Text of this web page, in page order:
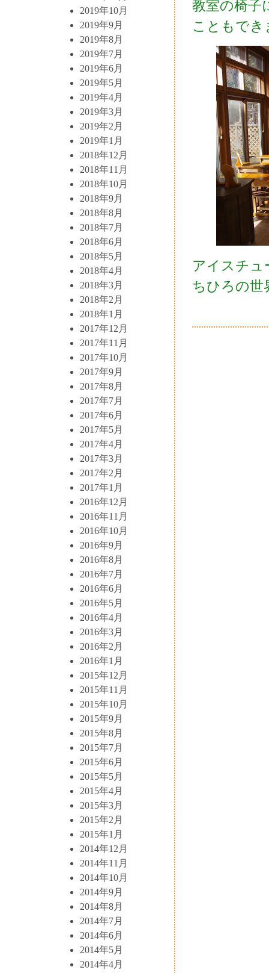
2019年10月
2019年9月
2019年8月
2019年7月
2019年6月
2019年5月
2019年4月
2019年3月
2019年2月
2019年1月
2018年12月
2018年11月
2018年10月
2018年9月
2018年8月
2018年7月
2018年6月
2018年5月
2018年4月
2018年3月
2018年2月
2018年1月
2017年12月
2017年11月
2017年10月
2017年9月
2017年8月
2017年7月
2017年6月
2017年5月
2017年4月
2017年3月
2017年2月
2017年1月
2016年12月
2016年11月
2016年10月
2016年9月
2016年8月
2016年7月
2016年6月
2016年5月
2016年4月
2016年3月
2016年2月
2016年1月
2015年12月
2015年11月
2015年10月
2015年9月
2015年8月
2015年7月
2015年6月
2015年5月
2015年4月
2015年3月
2015年2月
2015年1月
2014年12月
2014年11月
2014年10月
2014年9月
2014年8月
2014年7月
2014年6月
2014年5月
2014年4月
教室の椅子
こともでき
アイスチュ
ちひろの世